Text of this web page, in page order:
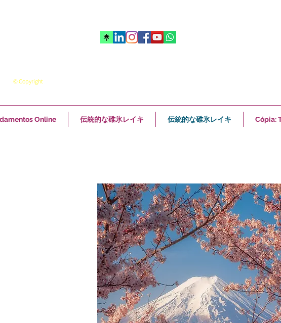
© Copyright
Online 伝統的な碓氷レイキ 伝統的な碓氷レイキ Cópia: